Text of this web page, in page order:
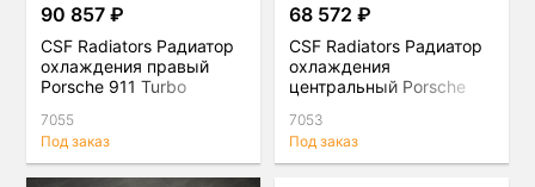
90 857 ₽
CSF Radiators Радиатор
охлаждения правый
Porsche 911 Turbo
7055
Под заказ
68 572 ₽
CSF Radiators Радиатор
охлаждения
центральный Porsche
7053
Под заказ